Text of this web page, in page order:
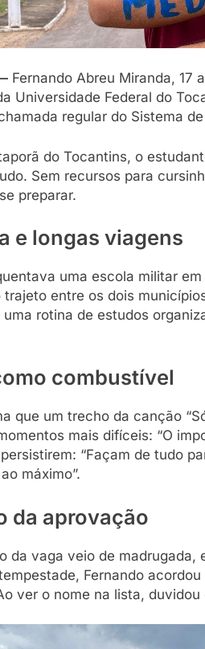
Fernando Abreu Miranda, 17
Universidade Federal do
regular do Sistema
do Tocantins, o
Sem recursos para
preparar.
e longas viagens
uma escola militar
trajeto entre os dois
rotina de estudos
combustível
que um trecho da canção
mais difíceis: “O
“Façam de tudo
máximo”.
da aprovação
da vaga veio de madrugada,
Fernando
ver o nome na lista,